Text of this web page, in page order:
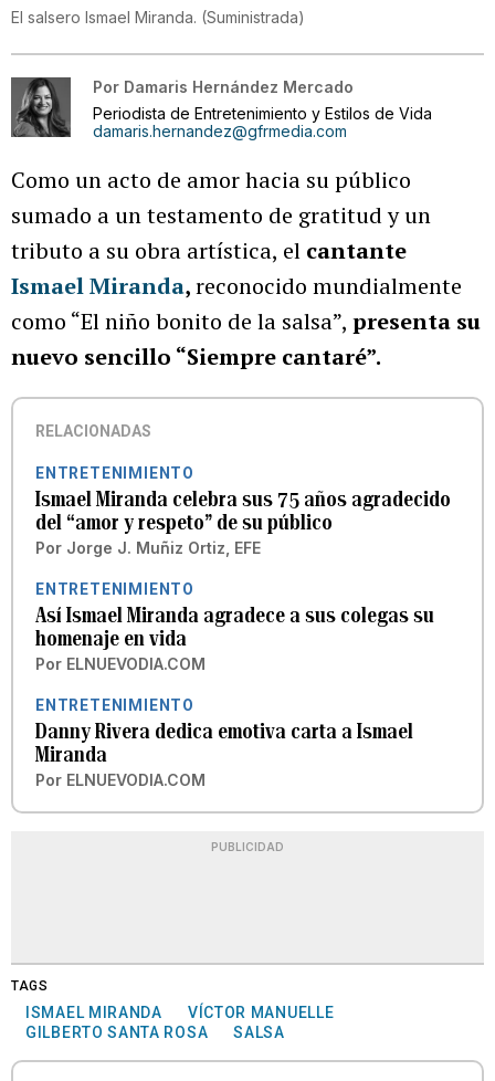
El salsero Ismael Miranda. (Suministrada)
Por Damaris Hernández Mercado
Periodista de Entretenimiento y Estilos de Vida
damaris.hernandez@gfrmedia.com
Como un acto de amor hacia su público
sumado a un testamento de gratitud y un
tributo a su obra artística, el cantante
Ismael Miranda,reconocido mundialmente
como “El niño bonito de la salsa”, presenta su
nuevo sencillo “Siempre cantaré”.
RELACIONADAS
ENTRETENIMIENTO
Ismael Miranda celebra sus 75 años agradecido
del “amor y respeto” de su público
Por Jorge J. Muñiz Ortiz, EFE
ENTRETENIMIENTO
Así Ismael Miranda agradece a sus colegas su
homenaje en vida
Por ELNUEVODIA.COM
ENTRETENIMIENTO
Danny Rivera dedica emotiva carta a Ismael
Miranda
Por ELNUEVODIA.COM
PUBLICIDAD
TAGS
ISMAEL MIRANDA
VÍCTOR MANUELLE
GILBERTO SANTA ROSA
SALSA